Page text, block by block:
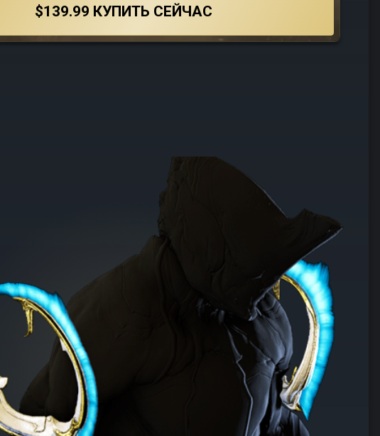
$139.99 КУПИТЬ СЕЙЧАС